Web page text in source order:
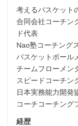
考えるバスケット
合同会社コーチン
ド代表
Nao塾コーチング
バスケットボール
チームフローメン
スピードコーチン
日本実務能力開発
コーチコーチング
経歴